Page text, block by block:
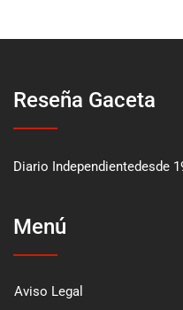
Reseña Gaceta
Diario Independientedesde
Menú
Aviso Legal